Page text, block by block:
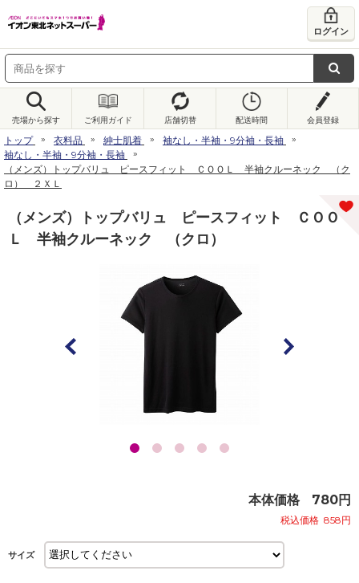
ログイン
売場から探す ご利用ガイド 店舗切替 配送時間 会員登録
トップ 衣料品 紳士肌着
袖なし・半袖・9分袖・長袖
袖なし・半袖・9分袖・長袖
（メンズ）トップバリュ ピースフィット ＣＯＯＬ 半袖クルーネック （ク
ロ） ２ＸＬ
（メンズ）トップバリュ ピースフィット ＣＯＯ
Ｌ 半袖クルーネック （クロ）
本体価格 780円
税込価格 858円
サイズ